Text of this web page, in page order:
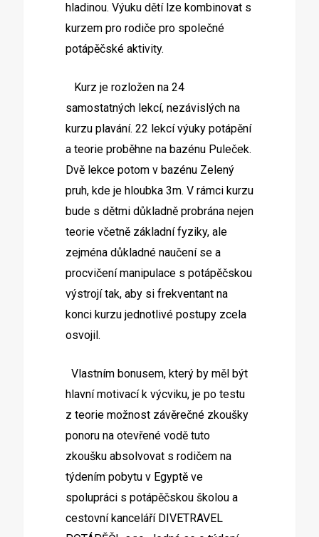
hladinou. Výuku dětí lze kombinovat s
kurzem pro rodiče pro společné
potápěčské aktivity.
Kurz je rozložen na 24
samostatných lekcí, nezávislých na
kurzu plavání. 22 lekcí výuky potápění
a teorie proběhne na bazénu Puleček.
Dvě lekce potom v bazénu Zelený
pruh, kde je hloubka 3m. V rámci kurzu
bude s dětmi důkladně probrána nejen
teorie včetně základní fyziky, ale
zejména důkladné naučení se a
procvičení manipulace s potápěčskou
výstrojí tak, aby si frekventant na
konci kurzu jednotlivé postupy zcela
osvojil.
Vlastním bonusem, který by měl být
hlavní motivací k výcviku, je po testu
z teorie možnost závěrečné zkoušky
ponoru na otevřené vodě tuto
zkoušku absolvovat s rodičem na
týdením pobytu v Egyptě ve
spolupráci s potápěčskou školou a
cestovní kanceláří DIVETRAVEL